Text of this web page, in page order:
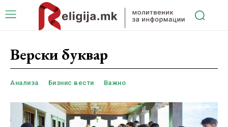
Верски буквар
Анализа Бизнис вести Важно